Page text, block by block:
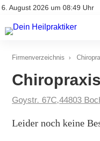
6. August 2026 um 08:49 Uhr
Impressum
Natürliche Medizin
Heilpflanzen &
Firmenverzeichnis ›
Goystr. 67C,44803
Leider noch keine